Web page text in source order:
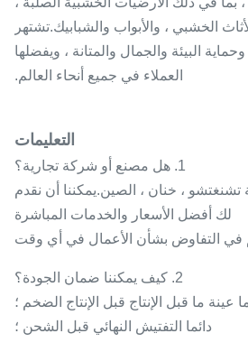
الخشبي ، والأبواب والشبابيك.تشتهر
وحماية البيئة والجمال والمتانة ، ويفضلها
العملاء في جميع أنحاء العالم.
التعليمات
1. هل مصنع أو شركة تجارية؟
، خنان ، الصين.يمكننا أن نقدم
لك أفضل الأسعار والخدمات المباشرة
في التفاوض بشأن الأعمال في أي وقت
2. كيف يمكننا ضمان الجودة؟
عينة ما قبل الإنتاج قبل الإنتاج الضخم ؛
دائما التفتيش النهائي قبل الشحن ؛